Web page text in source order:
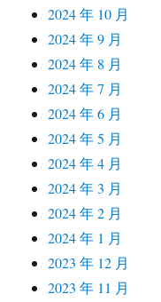
2024 年 10 月
2024 年 9 月
2024 年 8 月
2024 年 7 月
2024 年 6 月
2024 年 5 月
2024 年 4 月
2024 年 3 月
2024 年 2 月
2024 年 1 月
2023 年 12 月
2023 年 11 月